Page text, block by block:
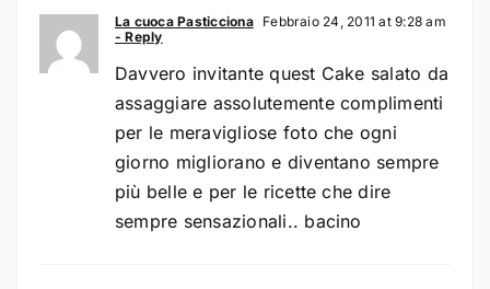
La cuoca Pasticciona
Febbraio 24, 2011 at 9:28 am
- Reply
Davvero invitante quest Cake salato da
assaggiare assolutemente complimenti
per le meravigliose foto che ogni
giorno migliorano e diventano sempre
più belle e per le ricette che dire
sempre sensazionali.. bacino